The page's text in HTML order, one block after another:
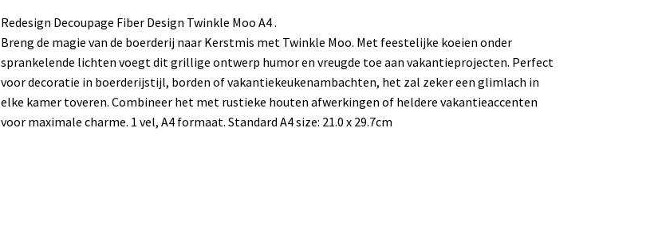
Redesign Decoupage Fiber Design Twinkle Moo A4 .
Breng de magie van de boerderij naar Kerstmis met Twinkle Moo. Met feestelijke koeien onder
sprankelende lichten voegt dit grillige ontwerp humor en vreugde toe aan vakantieprojecten. Perfect
voor decoratie in boerderijstijl, borden of vakantiekeukenambachten, het zal zeker een glimlach in
elke kamer toveren. Combineer het met rustieke houten afwerkingen of heldere vakantieaccenten
voor maximale charme. 1 vel, A4 formaat. Standard A4 size: 21.0 x 29.7cm